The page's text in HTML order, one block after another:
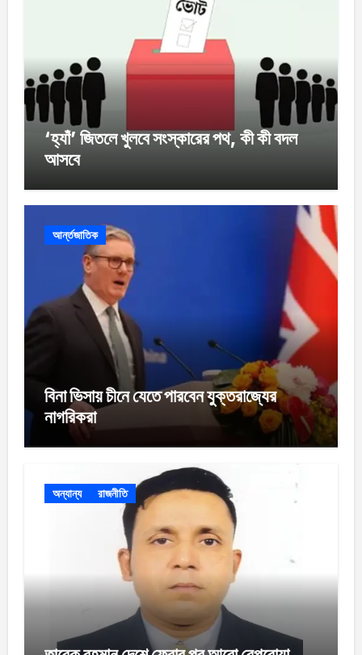
‘হ্যাঁ’ জিতলে খুলবে সংস্কারের পথ, কী কী বদল
আসবে
আর্ন্তজাতিক
বিনা ভিসায় চীনে যেতে পারবেন যুক্তরাজ্যের
নাগরিকরা
অন্যান্য রাজনীতি